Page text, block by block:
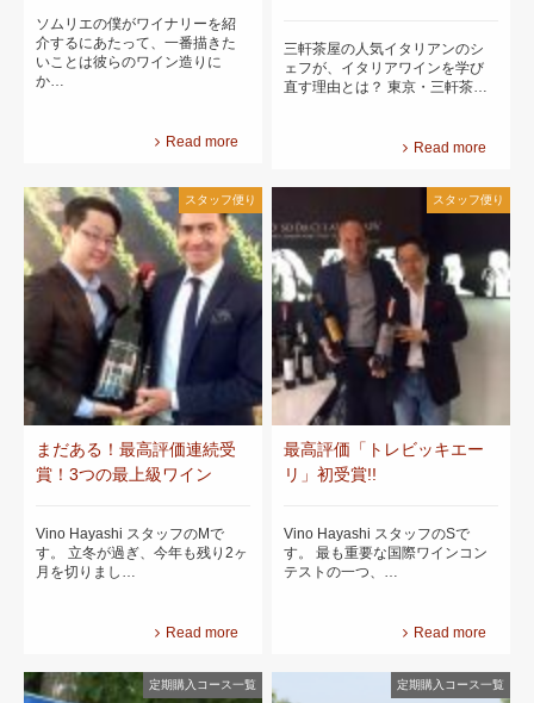
ソムリエの僕がワイナリーを紹
介するにあたって、一番描きた
いことは彼らのワイン造りに
か…
Read more
三軒茶屋の人気イタリアンのシ
ェフが、イタリアワインを学び
直す理由とは？ 東京・三軒茶…
Read more
スタッフ便り
まだある！最高評価連続受
賞！3つの最上級ワイン
Vino Hayashi スタッフのMで
す。 立冬が過ぎ、今年も残り2ヶ
月を切りまし…
Read more
スタッフ便り
最高評価「トレビッキエー
リ」初受賞!!
Vino Hayashi スタッフのSで
す。 最も重要な国際ワインコン
テストの一つ、…
Read more
定期購入コース一覧 定期購入コース一覧